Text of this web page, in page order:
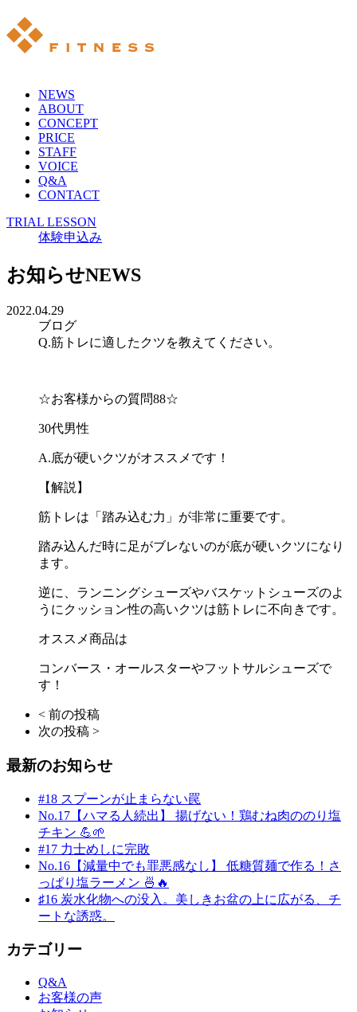
NEWS
ABOUT
CONCEPT
PRICE
STAFF
VOICE
Q&A
CONTACT
TRIAL LESSON
体験申込み
お知らせNEWS
2022.04.29
ブログ
Q.筋トレに適したクツを教えてください。
☆お客様からの質問88☆
30代男性
A.底が硬いクツがオススメです！
【解説】
筋トレは「踏み込む力」が非常に重要です。
踏み込んだ時に足がブレないのが底が硬いクツになり
ます。
逆に、ランニングシューズやバスケットシューズのよ
うにクッション性の高いクツは筋トレに不向きです。
オススメ商品は
コンバース・オールスターやフットサルシューズで
す！
< 前の投稿
次の投稿 >
最新のお知らせ
#18 スプーンが止まらない罠
No.17【ハマる人続出】 揚げない！鶏むね肉ののり塩
チキン 💪🌱
#17 力士めしに完敗
No.16【減量中でも罪悪感なし】 低糖質麺で作る！さ
っぱり塩ラーメン 🍜🔥
♯16 炭水化物への没入。美しきお盆の上に広がる、チ
ートな誘惑。
カテゴリー
Q&A
お客様の声